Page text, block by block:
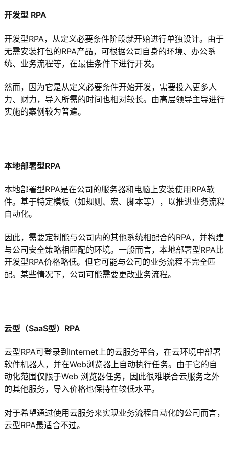
开发型 RPA
开发型RPA，从定义必要条件阶段就开始进行单独设计。由于
无需安装打包的RPA产品，可根据公司自身的环境、办公系
统、业务流程等，在最佳条件下进行开发。
然而，因为它是从定义必要条件开始开发，需要投入更多人
力、财力，导入所需的时间也相对较长。由高层领导主导进行
实施的案例较为普遍。
本地部署型RPA
本地部署型RPA是在公司的服务器和电脑上安装使用RPA软
件。基于特定模板（如规则、宏、脚本等），以推进业务流程
自动化。
因此，需要定制能与公司内的其他系统相配合的RPA，并构建
与公司安全策略相匹配的环境。一般而言，本地部署型RPA比
开发型RPA价格略低。但它可能与公司的业务流程不完全匹
配。某些情况下，公司可能需要更改业务流程。
云型（SaaS型）RPA
云型RPA可登录到Internet上的云服务平台，在云环境中部署
软件机器人，并在Web浏览器上自动执行任务。由于它的自
动化范围仅限于Web 浏览器任务，因此很难联合云服务之外
的其他服务，导入价格也保持在较低水平。
对于希望通过使用云服务来实现业务流程自动化的公司而言，
云型RPA最适合不过。